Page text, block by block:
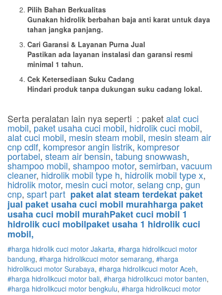
Pilih Bahan Berkualitas
Gunakan hidrolik berbahan baja anti karat untuk daya
tahan jangka panjang.
Cari Garansi & Layanan Purna Jual
Pastikan ada layanan instalasi dan garansi resmi
minimal 1 tahun.
Cek Ketersediaan Suku Cadang
Hindari produk tanpa dukungan suku cadang lokal.
Serta peralatan lain nya seperti : paketalat cuci
mobil,paket usaha cuci mobil, hidrolik cuci mobil,
alat cuci mobil, mesin steam mobil, mesin steam air
cnp cdlf, kompresor angin listrik, kompresor
portabel, steam air bensin, tabung snowwash,
shampoo mobil, shampoo motor,semirban, vacuum
cleaner, hidrolik mobil type h, hidrolik mobil type x,
hidrolik motor, mesin cuci motor, selang cnp,gun
cnp, spart part paket alat steam terdekat paket
jual paket usaha cuci mobil murahharga paket
usaha cuci mobil murahPaket cuci mobil 1
hidrolik cuci mobilpaket usaha 1 hidrolik cuci
mobil,
#harga hidrolik cuci motor Jakarta, #harga hidrolikcuci motor
bandung, #harga hidrolikcuci motor semarang, #harga
hidrolikcuci motor Surabaya, #harga hidrolikcuci motor Aceh,
#harga hidrolikcuci motor bali, #harga hidrolikcuci motor banten,
#harga hidrolikcuci motor bengkulu, #harga hidrolikcuci motor